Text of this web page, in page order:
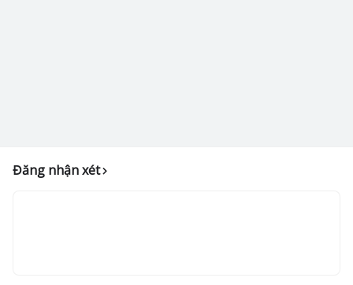
Đăng nhận xét